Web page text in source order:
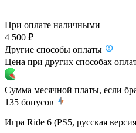
При оплате наличными
4 500 ₽
Другие способы оплаты
Цена при других способах
Сумма месячной платы, если
135 бонусов
Игра Ride 6 (PS5, русская